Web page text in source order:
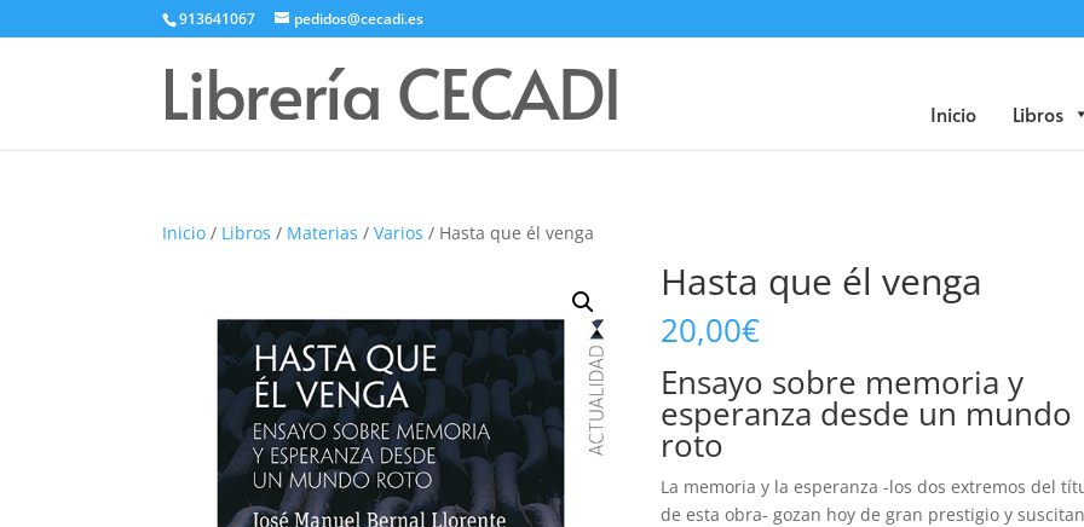
913641067 pedidos@cecadi.es
Inicio Libros
Búsqueda
Inicio / Libros / Materias /Varios / Hasta que él venga
Hasta que él venga
20,00€
Ensayo sobre memoria y
esperanza desde un mundo
roto
La memoria y la esperanza -los dos extremos del
de esta obra- gozan hoy de gran prestigio y